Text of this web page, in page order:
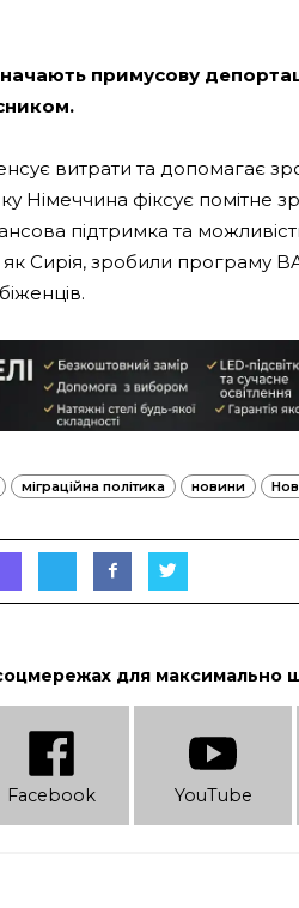
примусову
витрати та допомагає
Німеччина фіксує помітне
підтримка та
як Сирія, зробили програму
міграційна політика новини
для максимально
Facebook YouTube